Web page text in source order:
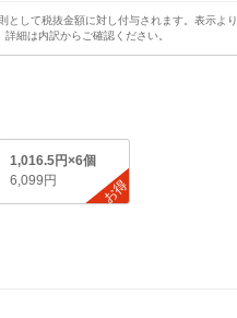
として税抜金額に対し付与されます。表示より
細は内訳からご確認ください。
1,016.5円×6個
6,099円
お得